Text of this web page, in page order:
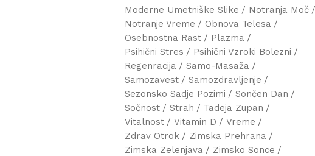
Moderne Umetniške Slike
Notranja Moč
Notranje Vreme
Obnova Telesa
Osebnostna Rast
Plazma
Psihični Stres
Psihični Vzroki Bolezni
Regenracija
Samo-Masaža
Samozavest
Samozdravljenje
Sezonsko Sadje Pozimi
Sončen Dan
Sočnost
Strah
Tadeja Zupan
Vitalnost
Vitamin D
Vreme
Zdrav Otrok
Zimska Prehrana
Zimska Zelenjava
Zimsko Sonce